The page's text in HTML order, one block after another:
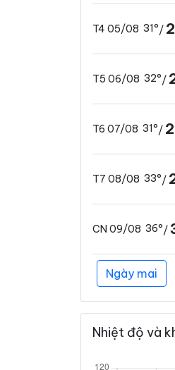
T4 05/08 31°/
T5 06/08 32°/
T6 07/08 31°/
T7 08/08 33°/
CN 09/08 36°/
Ngày mai
Nhiệt độ và